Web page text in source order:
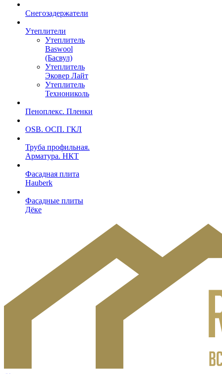
Снегозадержатели
Утеплители
Утеплитель
Baswool
(Басвул)
Утеплитель
Эковер Лайт
Утеплитель
Технониколь
Пеноплекс. Пленки
OSB. ОСП. ГКЛ
Труба профильная.
Арматура. НКТ
Фасадная плита
Hauberk
Фасадные плиты
Дёке